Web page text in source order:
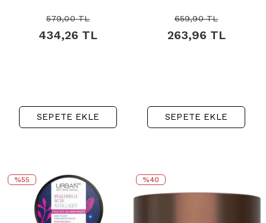
579,00TL
434,26 TL
SEPETE EKLE
Saç Bakım Maskesi
230ml
659,90TL
263,96 TL
SEPETE EKLE
%55 %40